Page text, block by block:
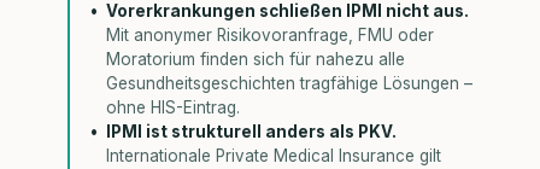
Vorerkrankungen schließen IPMI nicht aus.
Mit anonymer Risikovoranfrage, FMU oder
Moratorium finden sich für nahezu alle
Gesundheitsgeschichten tragfähige Lösungen –
ohne HIS-Eintrag.
IPMI ist strukturell anders als PKV.
Internationale Private Medical Insurance gilt